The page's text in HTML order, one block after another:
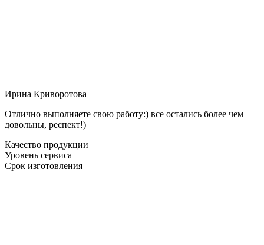
Ирина Криворотова
Отлично выполняете свою работу:) все остались более чем
довольны, респект!)
Качество продукции
Уровень сервиса
Срок изготовления